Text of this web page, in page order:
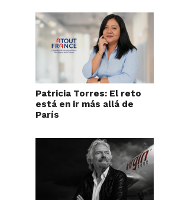
Patricia Torres: El reto
está en ir más allá de
París